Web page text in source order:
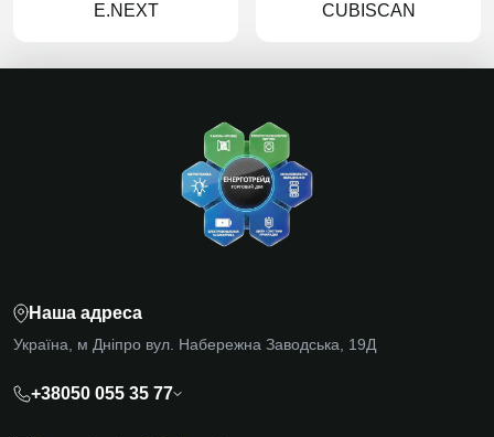
E.NEXT CUBISCAN
Наша адреса
Україна, м Дніпро вул. Набережна Заводська, 19Д
+38050 055 35 77